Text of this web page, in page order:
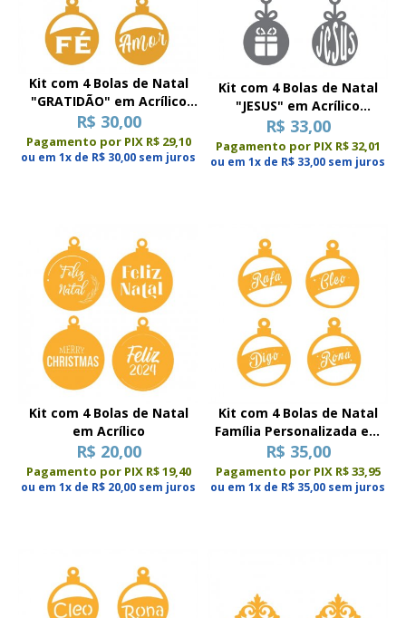
Kit com 4 Bolas de Natal
"GRATIDÃO" em Acrílico
Espelhado
R$ 30,00
Pagamento por PIX R$ 29,10
ou em 1x de R$ 30,00 sem juros
Kit com 4 Bolas de Natal
"JESUS" em Acrílico
Espelhado
R$ 33,00
Pagamento por PIX R$ 32,01
ou em 1x de R$ 33,00 sem juros
Kit com 4 Bolas de Natal
em Acrílico
R$ 20,00
Pagamento por PIX R$ 19,40
ou em 1x de R$ 20,00 sem juros
Kit com 4 Bolas de Natal
Família Personalizada em
Acrílico Espelhado Modelo
Faixa
R$ 35,00
Pagamento por PIX R$ 33,95
ou em 1x de R$ 35,00 sem juros